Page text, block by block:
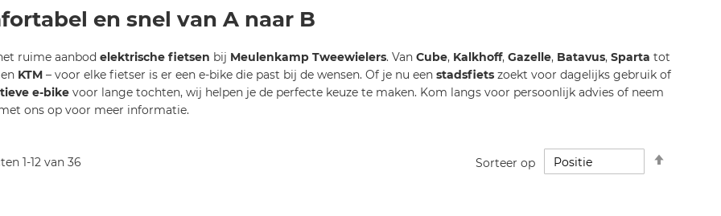
en snel van A naar B
ruime aanbod elektrische fietsen bij Meulenkamp Tweewielers. Van Cube, Kalkhoff, Gazelle, Batavus, Sparta tot
en KTM– voor elke fietser is er een e-bike die past bij de wensen. Of je nu een stadsfietszoekt voor dagelijks gebruik of
e-bikevoor lange tochten, wij helpen je de perfecte keuze te maken. Kom langs voor persoonlijk advies of neem
ons op voor meer informatie.
1-12 van 36 Sorteer op